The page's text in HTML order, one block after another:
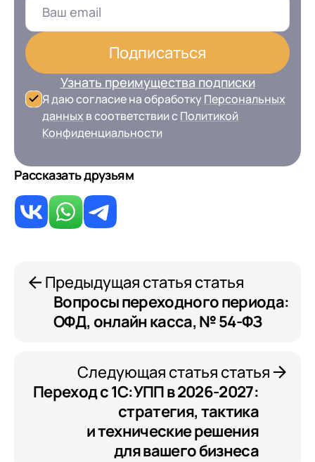
Подписаться
Узнать преимущества подписки
Я даю согласие на обработку Персональных
данных в соответствии сПолитикой
Конфиденциальности
Рассказать друзьям
Предыдущая статья статья
Вопросы переходного периода:
ОФД, онлайн касса, № 54-ФЗ
Следующая статья статья
Переход с 1С:УПП в 2026-2027:
стратегия, тактика
и технические решения
для вашего бизнеса